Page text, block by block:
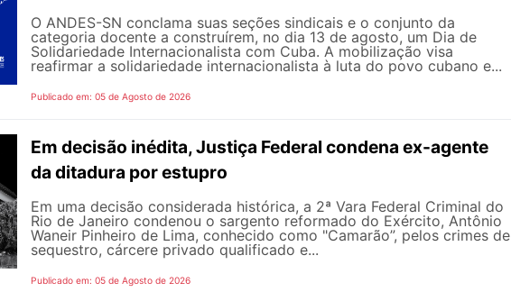
O ANDES-SN conclama suas seções sindicais e o conjunto da
categoria docente a construírem, no dia 13 de agosto, um Dia de
Solidariedade Internacionalista com Cuba. A mobilização visa
reafirmar a solidariedade internacionalista à luta do povo cubano e...
Publicado em: 05 de Agosto de 2026
Em decisão inédita, Justiça Federal condena ex-agente
da ditadura por estupro
Em uma decisão considerada histórica, a 2ª Vara Federal Criminal do
Rio de Janeiro condenou o sargento reformado do Exército, Antônio
Waneir Pinheiro de Lima, conhecido como "Camarão”, pelos crimes de
sequestro, cárcere privado qualificado e...
Publicado em: 05 de Agosto de 2026